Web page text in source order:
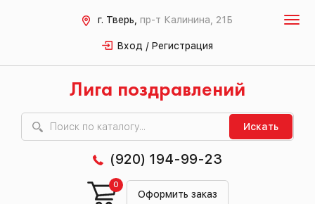
г. Тверь, пр-т Калинина, 21Б
Вход / Регистрация
Лига поздравлений
Искать
(920) 194-99-23
Оформить заказ
0